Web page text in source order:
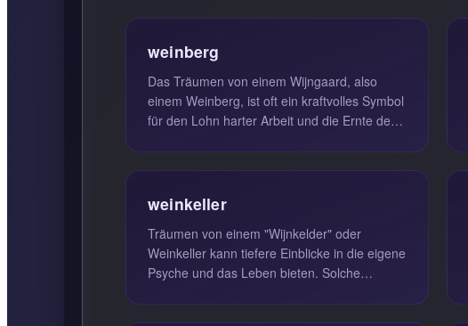
weinberg
Das Träumen von einem Wijngaard, also
einem Weinberg, ist oft ein kraftvolles Symbol
für den Lohn harter Arbeit und die Ernte des
weinkeller
Träumen von einem "Wijnkelder" oder
Weinkeller kann tiefere Einblicke in die eigene
Psyche und das Leben bieten. Solche